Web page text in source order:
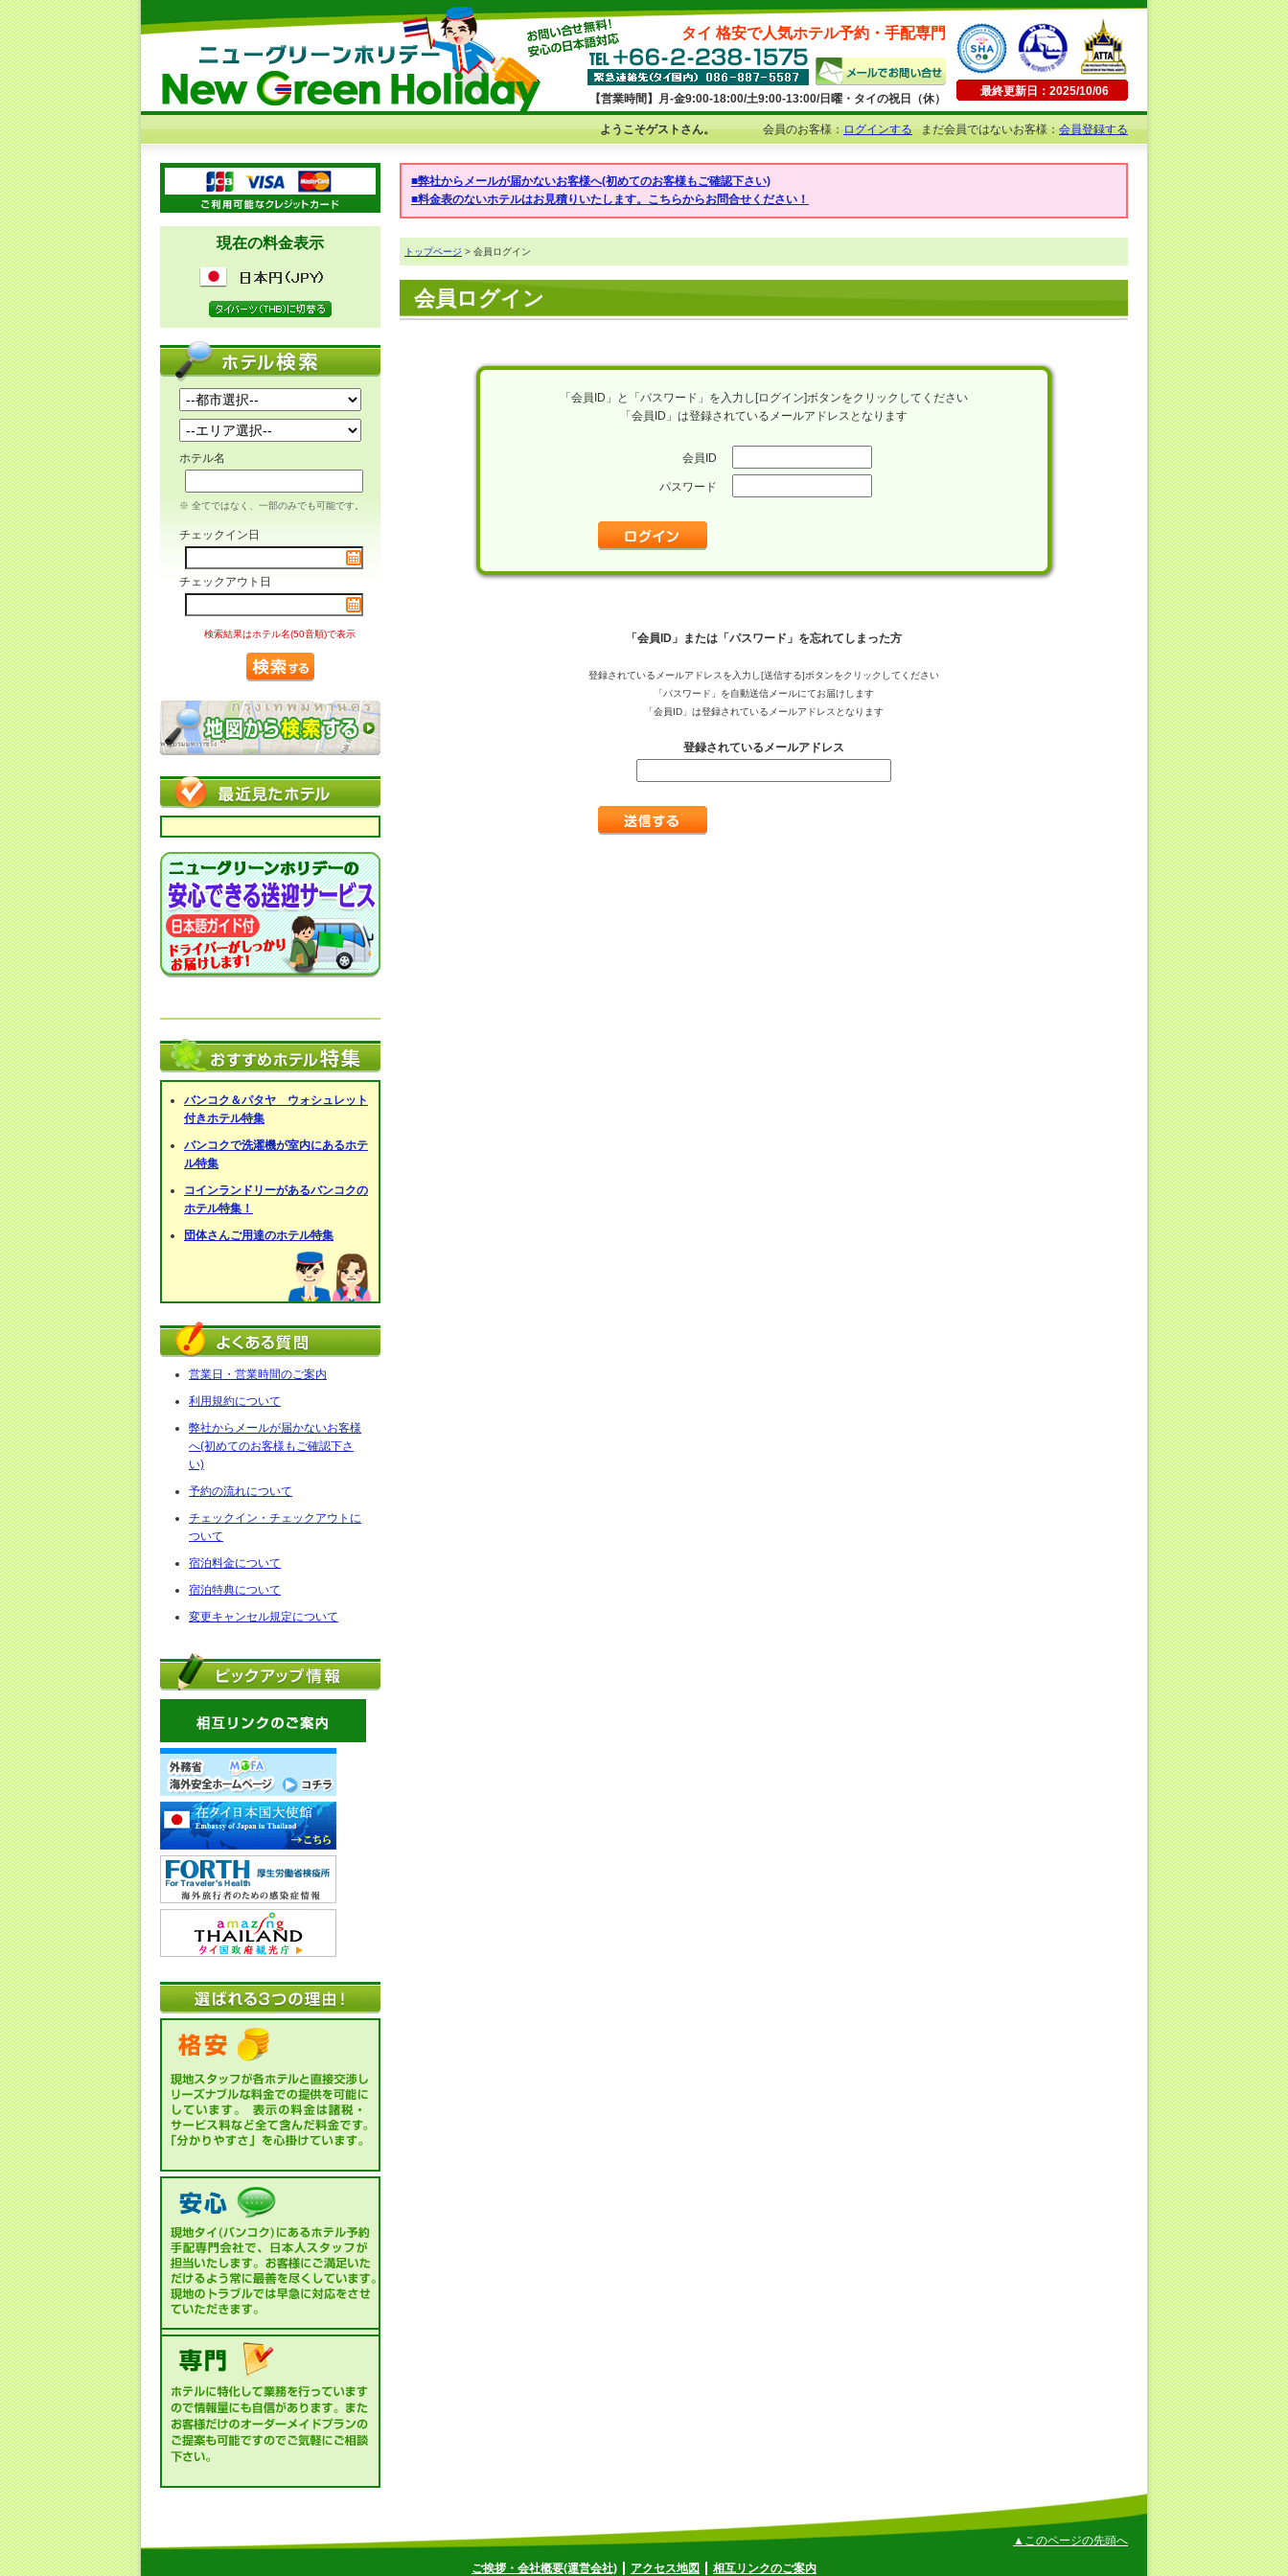
タイ 格安で人気ホテル予約・手配専門
【営業時間】月-金9:00-18:00/土9:00-13:00/日曜・タイの祝日（休）
最終更新日：2025/10/06
ようこそゲストさん。 会員のお客様：ログインするまだ会員ではないお客様：会員登録する
現在の料金表示
ホテル名
※ 全てではなく、一部のみでも可能です。
チェックイン日
チェックアウト日
検索結果はホテル名(50音順)で表示
バンコク＆パタヤ ウォシュレット
付きホテル特集
バンコクで洗濯機が室内にあるホテ
ル特集
コインランドリーがあるバンコクの
ホテル特集！
団体さんご用達のホテル特集
営業日・営業時間のご案内
利用規約について
弊社からメールが届かないお客様
へ(初めてのお客様もご確認下さ
い)
予約の流れについて
チェックイン・チェックアウトに
ついて
宿泊料金について
宿泊特典について
変更キャンセル規定について
■弊社からメールが届かないお客様へ(初めてのお客様もご確認下さい)
■料金表のないホテルはお見積りいたします。こちらからお問合せください！
トップページ > 会員ログイン
会員ログイン
「会員ID」と「パスワード」を入力し[ログイン]ボタンをクリックしてください
「会員ID」は登録されているメールアドレスとなります
会員ID
パスワード
「会員ID」または「パスワード」を忘れてしまった方
登録されているメールアドレスを入力し[送信する]ボタンをクリックしてください
「パスワード」を自動送信メールにてお届けします
「会員ID」は登録されているメールアドレスとなります
登録されているメールアドレス
▲このページの先頭へ
ご挨拶・会社概要(運営会社) アクセス地図 相互リンクのご案内